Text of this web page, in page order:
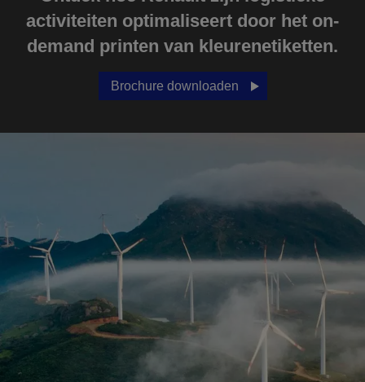
activiteiten optimaliseert door het on-
demand printen van kleurenetiketten.
Brochure downloaden